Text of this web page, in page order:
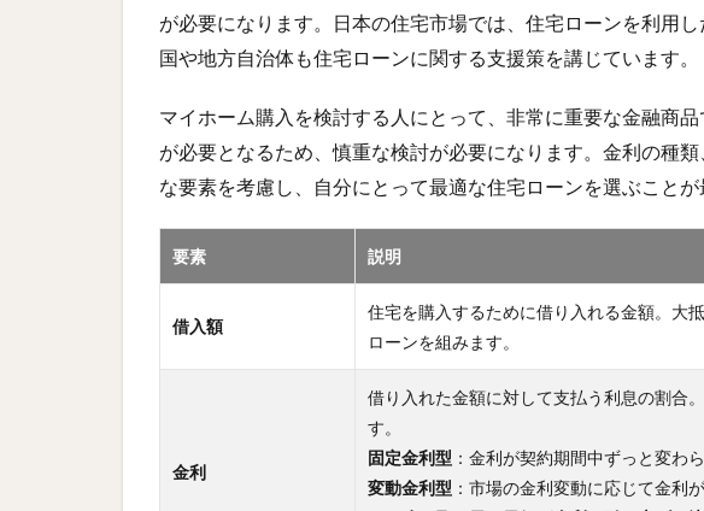
が必要になります。日本の住宅市場では、住宅ローンを利用し
国や地方自治体も住宅ローンに関する支援策を講じています。
マイホーム購入を検討する人にとって、非常に重要な金融商
が必要となるため、慎重な検討が必要になります。金利の種
な要素を考慮し、自分にとって最適な住宅ローンを選ぶことが
要素 説明
借入額
住宅を購入するために借り入れる金額。大
ローンを組みます。
金利
借り入れた金額に対して支払う利息の割合
す。
固定金利型 ：金利が契約期間中ずっと変わら
変動金利型 ：市場の金利変動に応じて金利が